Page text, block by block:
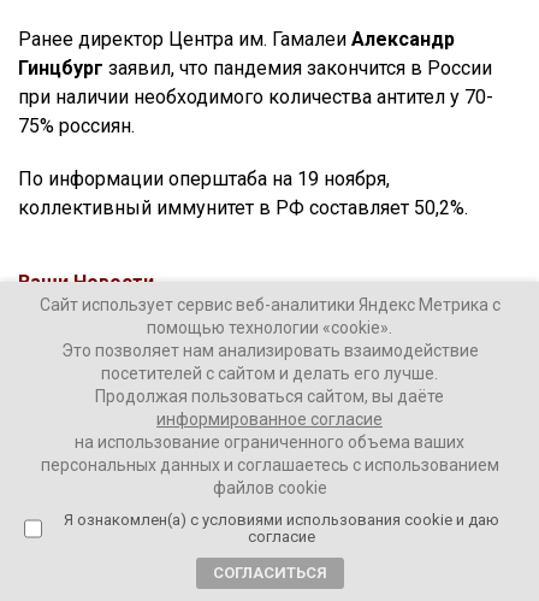
Ранее директор Центра им. Гамалеи Александр
Гинцбург заявил, что пандемия закончится в России
при наличии необходимого количества антител у 70-
75% россиян.
По информации оперштаба на 19 ноября,
коллективный иммунитет в РФ составляет 50,2%.
Ваши Новости
23 ноября 2021
ПОДЕЛИТЬСЯ
коллективный иммунитет
Сайт использует сервис веб-аналитики Яндекс Метрика с
помощью технологии «cookie».
Это позволяет нам анализировать взаимодействие
посетителей с сайтом и делать его лучше.
Продолжая пользоваться сайтом, вы даёте
информированное согласие
на использование ограниченного объема ваших
персональных данных и соглашаетесь с использованием
файлов cookie
Я ознакомлен(а) с условиями использования cookie и даю
согласие
СОГЛАСИТЬСЯ